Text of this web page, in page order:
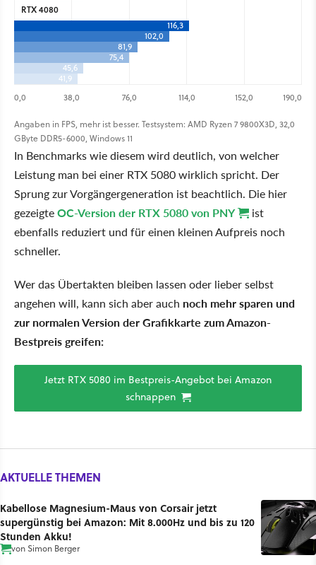
RTX 4080
116,3
102,0
81,9
75,4
45,6
41,9
0,0
38,0 76,0 114,0 152,0 190,0
Angaben in FPS, mehr ist besser. Testsystem: AMD Ryzen 7 9800X3D, 32,0
GByte DDR5-6000, Windows 11
In Benchmarks wie diesem wird deutlich, von welcher
Leistung man bei einer RTX 5080 wirklich spricht. Der
Sprung zur Vorgängergeneration ist beachtlich. Die hier
gezeigteOC-Version der RTX 5080 von PNY
ist
ebenfalls reduziert und für einen kleinen Aufpreis noch
schneller.
Wer das Übertakten bleiben lassen oder lieber selbst
angehen will, kann sich aber auch noch mehr sparen und
zur normalen Version der Grafikkarte zum Amazon-
Bestpreis greifen:
Jetzt RTX 5080 im Bestpreis-Angebot bei Amazon
schnappen
AKTUELLE THEMEN
Kabellose Magnesium-Maus von Corsair jetzt
supergünstig bei Amazon: Mit 8.000Hz und bis zu 120
Stunden Akku!
vonSimon Berger